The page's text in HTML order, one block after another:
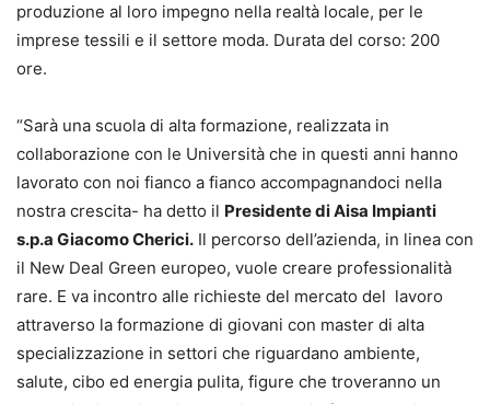
produzione al loro impegno nella realtà locale, per le
imprese tessili e il settore moda. Durata del corso: 200
ore.
“Sarà una scuola di alta formazione, realizzata in
collaborazione con le Università che in questi anni hanno
lavorato con noi fianco a fianco accompagnandoci nella
nostra crescita- ha detto il Presidente di Aisa Impianti
s.p.a Giacomo Cherici. Il percorso dell’azienda, in linea con
il New Deal Green europeo, vuole creare professionalità
rare. E va incontro alle richieste del mercato del lavoro
attraverso la formazione di giovani con master di alta
specializzazione in settori che riguardano ambiente,
salute, cibo ed energia pulita, figure che troveranno un